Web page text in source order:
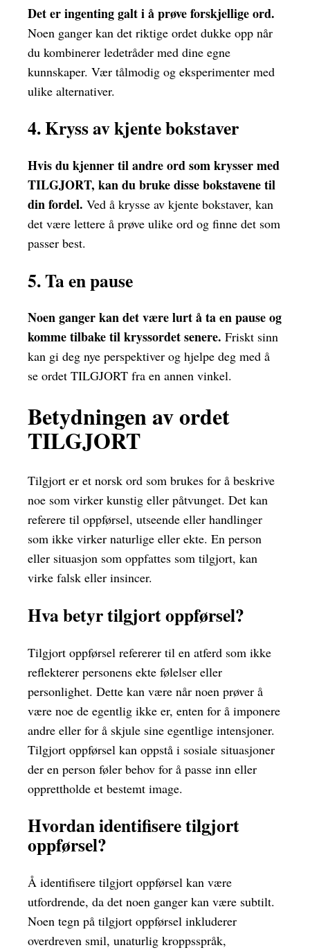
Det er ingenting galt i å prøve forskjellige ord.
Noen ganger kan det riktige ordet dukke opp når
du kombinerer ledetråder med dine egne
kunnskaper. Vær tålmodig og eksperimenter med
ulike alternativer.
4. Kryss av kjente bokstaver
Hvis du kjenner til andre ord som krysser med
TILGJORT, kan du bruke disse bokstavene til
din fordel. Ved å krysse av kjente bokstaver, kan
det være lettere å prøve ulike ord og finne det som
passer best.
5. Ta en pause
Noen ganger kan det være lurt å ta en pause og
komme tilbake til kryssordet senere. Friskt sinn
kan gi deg nye perspektiver og hjelpe deg med å
se ordet TILGJORT fra en annen vinkel.
Betydningen av ordet
TILGJORT
Tilgjort er et norsk ord som brukes for å beskrive
noe som virker kunstig eller påtvunget. Det kan
referere til oppførsel, utseende eller handlinger
som ikke virker naturlige eller ekte. En person
eller situasjon som oppfattes som tilgjort, kan
virke falsk eller insincer.
Hva betyr tilgjort oppførsel?
Tilgjort oppførsel refererer til en atferd som ikke
reflekterer personens ekte følelser eller
personlighet. Dette kan være når noen prøver å
være noe de egentlig ikke er, enten for å imponere
andre eller for å skjule sine egentlige intensjoner.
Tilgjort oppførsel kan oppstå i sosiale situasjoner
der en person føler behov for å passe inn eller
opprettholde et bestemt image.
Hvordan identifisere tilgjort
oppførsel?
Å identifisere tilgjort oppførsel kan være
utfordrende, da det noen ganger kan være subtilt.
Noen tegn på tilgjort oppførsel inkluderer
overdreven smil, unaturlig kroppsspråk,